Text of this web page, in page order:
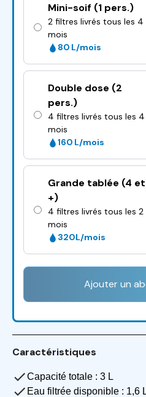
Mini-soif (1 pers.)
2 filtres livrés tous les 4
mois
80 L/mois
Double dose (2
pers.)
4 filtres livrés tous les 4
mois
160 L/mois
Grande tablée (4 et
+)
4 filtres livrés tous les 2
mois
320L/mois
Ajouter un
Caractéristiques
Capacité totale : 3 L
Eau filtrée disponible : 1,6